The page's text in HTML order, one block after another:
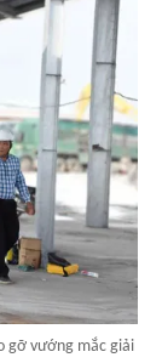
gỡ vướng mắc giải